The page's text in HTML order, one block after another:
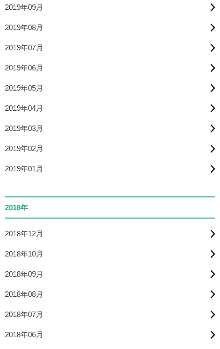
2019年09月
2019年08月
2019年07月
2019年06月
2019年05月
2019年04月
2019年03月
2019年02月
2019年01月
2018年
2018年12月
2018年10月
2018年09月
2018年08月
2018年07月
2018年06月